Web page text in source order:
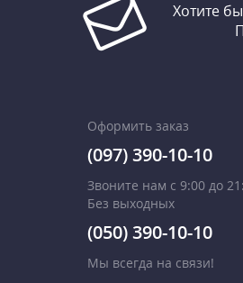
Хотите
Оформить заказ
(097) 390-10-10
Звоните нам с 9:00 до
Без выходных
(050) 390-10-10
Мы всегда на связи!